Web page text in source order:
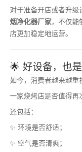
对于准备开店或者升级
烟净化器厂家，不仅能
店更加稳定地运营。
🌟 好设备，也
如今，消费者越来越重
一家烧烤店是否值得再
还包括：
✨ 环境是否舒适；
✨ 空气是否清爽；